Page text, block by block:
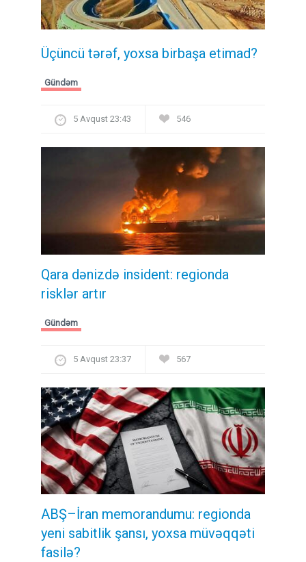
Üçüncü tərəf, yoxsa birbaşa etimad?
Gündəm
5 Avqust 23:43 546
Qara dənizdə insident: regionda
risklər artır
Gündəm
5 Avqust 23:37 567
ABŞ–İran memorandumu: regionda
yeni sabitlik şansı, yoxsa müvəqqəti
fasilə?